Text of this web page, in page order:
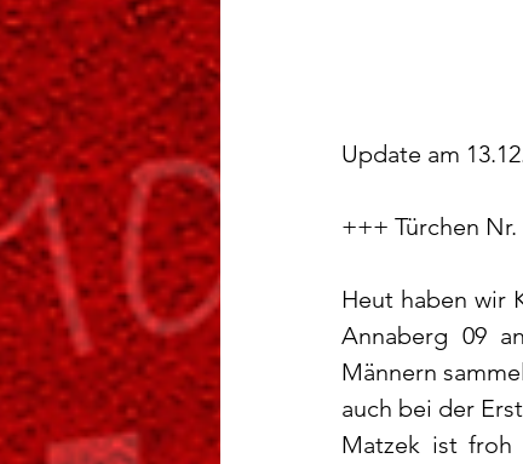
Update am
+++ Türchen
Heut haben wir
Annaberg 09
Männern
auch bei der
Matzek ist froh